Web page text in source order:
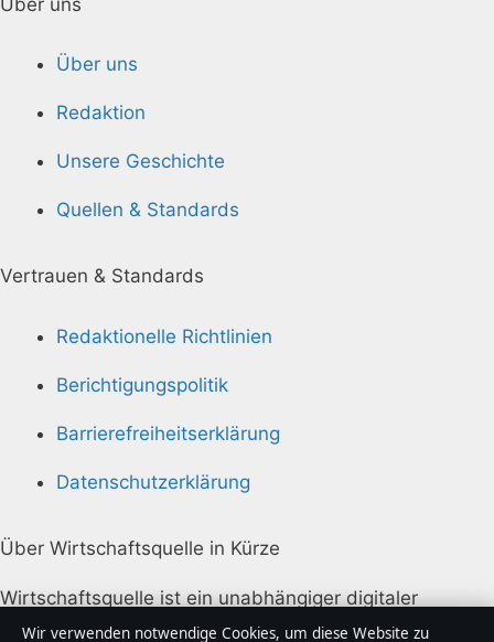
Über uns
Redaktion
Unsere Geschichte
Quellen & Standards
Vertrauen & Standards
Redaktionelle Richtlinien
Berichtigungspolitik
Barrierefreiheitserklärung
Datenschutzerklärung
Über Wirtschaftsquelle in Kürze
Wirtschaftsquelle ist ein unabhängiger digitaler
Nachrichtenanbieter mit Fokus auf Politik, Wirtschaft,
Wir verwenden notwendige Cookies, um diese Website zu